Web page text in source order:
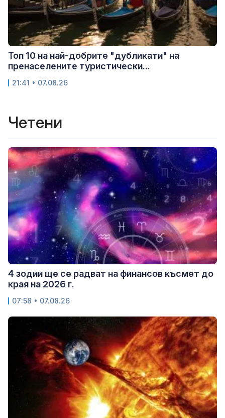
Топ 10 на най-добрите "дубликати" на
пренаселените туристически...
21:41 • 07.08.26
Четени
4 зодии ще се радват на финансов късмет до
края на 2026 г.
07:58 • 07.08.26